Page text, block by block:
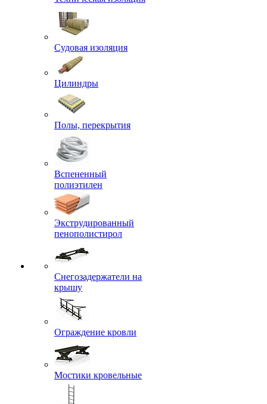
Судовая изоляция
Цилиндры
Полы, перекрытия
Вспененный
полиэтилен
Экструдированный
пенополистирол
Снегозадержатели на
крышу
Ограждение кровли
Мостики кровельные